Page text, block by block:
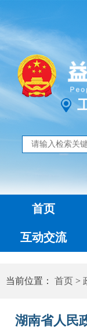
首页
互动交流
当前位置： 首页 >
湖南省人民